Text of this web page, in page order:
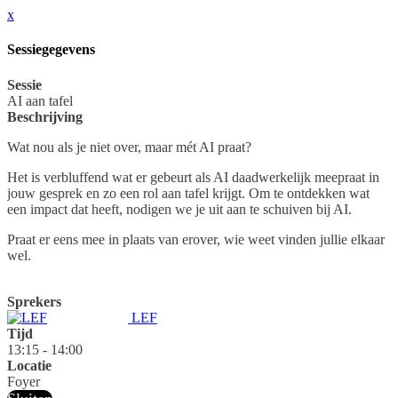
x
Sessiegegevens
Sessie
AI aan tafel
Beschrijving
Wat nou als je niet over, maar mét AI praat?
Het is verbluffend wat er gebeurt als AI daadwerkelijk meepraat in
jouw gesprek en zo een rol aan tafel krijgt. Om te ontdekken wat
een impact dat heeft, nodigen we je uit aan te schuiven bij AI.
Praat er eens mee in plaats van erover, wie weet vinden jullie elkaar
wel.
Sprekers
LEF
Tijd
13:15 - 14:00
Locatie
Foyer